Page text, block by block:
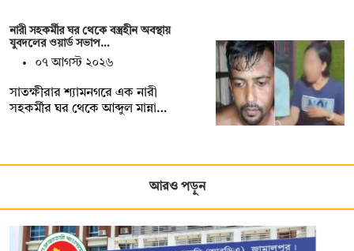
নারী সহকর্মীর ঘর থেকে বস্ত্রহীন অবস্থায়
যুবদলের ওয়ার্ড সভাপ…
০৭ আগস্ট ২০২৬
সাতক্ষীরার শ্যামনগরে এক নারী
সহকর্মীর ঘর থেকে আব্দুল মান্না…
আরও পড়ুন